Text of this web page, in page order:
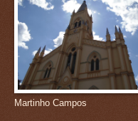
Martinho Campos